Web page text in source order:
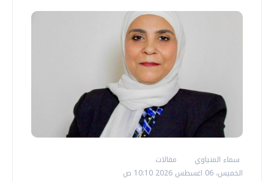
سماء المنياوي
مقالات
الخميس، 06 اغسطس 2026 10:10 ص